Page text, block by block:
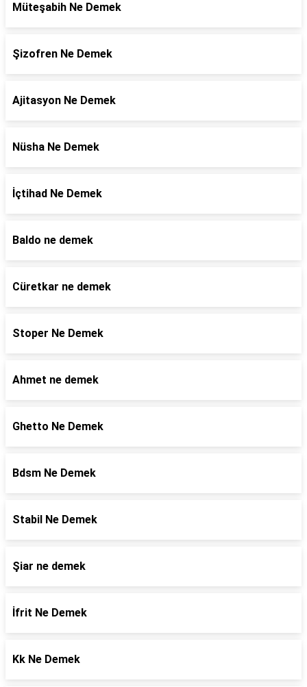
Müteşabih Ne Demek
Şizofren Ne Demek
Ajitasyon Ne Demek
Nüsha Ne Demek
İçtihad Ne Demek
Baldo ne demek
Cüretkar ne demek
Stoper Ne Demek
Ahmet ne demek
Ghetto Ne Demek
Bdsm Ne Demek
Stabil Ne Demek
Şiar ne demek
İfrit Ne Demek
Kk Ne Demek